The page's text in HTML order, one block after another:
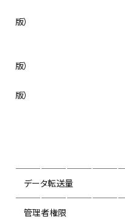
Ubuntu
版）
Ubuntu 10.04
FreeBSD 8.1
版）
FreeBSD 8.1
版）
Debian 5.05
Debian 5.05
Fedora 13
Fedora 13
データ転
管理者権限